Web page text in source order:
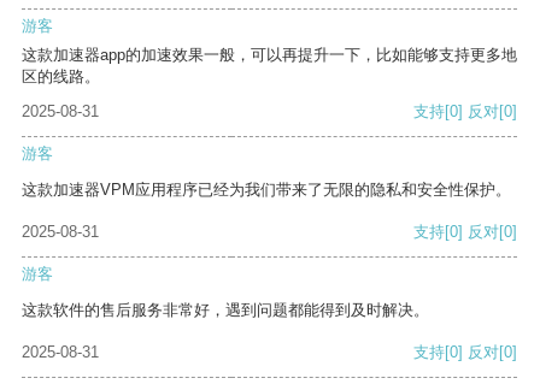
游客
这款加速器app的加速效果一般，可以再提升一下，比如能够支持更多地
区的线路。
2025-08-31
支持[0] 反对[0]
游客
这款加速器VPM应用程序已经为我们带来了无限的隐私和安全性保护。
2025-08-31 支持[0] 反对[0]
游客
这款软件的售后服务非常好，遇到问题都能得到及时解决。
2025-08-31 支持[0] 反对[0]